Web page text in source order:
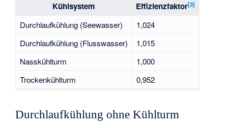
Kühlsystem Effizienzfaktor[3]
Durchlaufkühlung (Seewasser)
1,024
Durchlaufkühlung (Flusswasser)
1,015
Nasskühlturm
1,000
Trockenkühlturm
0,952
Durchlaufkühlung ohne Kühlturm